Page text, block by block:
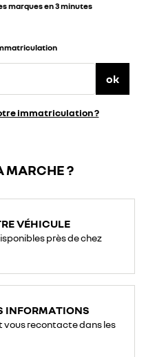
marques en 3 minutes
ok
immatriculation ?
MARCHE ?
VÉHICULE
près de chez
INFORMATIONS
vous recontacte dans les